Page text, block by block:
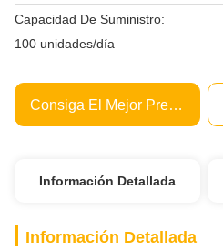
Capacidad De Suministro:
100 unidades/día
Consiga El Mejor Precio
Información Detallada
Información Detallada